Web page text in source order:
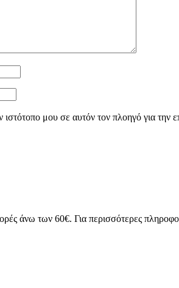
μου σε αυτόν τον πλοηγό για την
άνω των 60€. Για περισσότερες